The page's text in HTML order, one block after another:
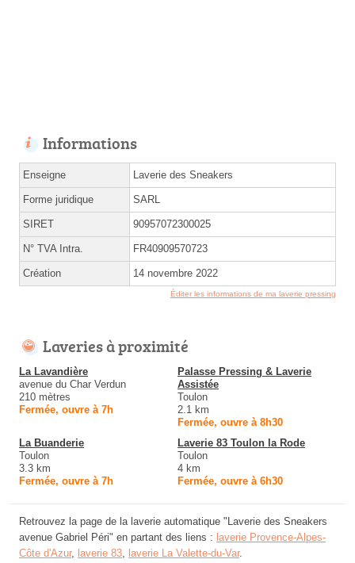
Informations
Enseigne Laverie des Sneakers
Forme juridique SARL
SIRET 90957072300025
N° TVA Intra. FR40909570723
Création 14 novembre 2022
Éditer les informations de ma laverie pressing
Laveries à proximité
La Lavandière
avenue du Char Verdun
210 mètres
Fermée, ouvre à 7h
Palasse Pressing & Laverie
Assistée
Toulon
2.1 km
Fermée, ouvre à 8h30
La Buanderie
Toulon
3.3 km
Fermée, ouvre à 7h
Laverie 83 Toulon la Rode
Toulon
4 km
Fermée, ouvre à 6h30
Retrouvez la page de la laverie automatique "Laverie des Sneakers
avenue Gabriel Péri" en partant des liens : laverie Provence-Alpes-
Côte d'Azur, laverie 83, laverie La Valette-du-Var.